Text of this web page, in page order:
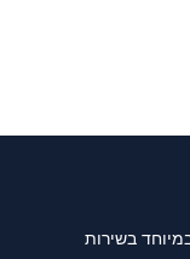
בשירות